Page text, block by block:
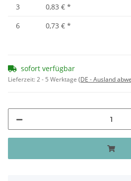
3 0,83 € *
6
0,73 € *
sofort verfügbar
Lieferzeit:2 - 5 Werktage (DE - Ausland